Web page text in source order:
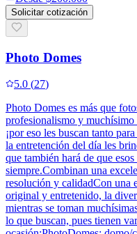
Solicitar cotización
Photo Domes
5.0 (27)
Photo Domes es más que
profesionalismo y muchísimo
¡por eso les buscan tanto
la entretención del día les
que también hará de que
siempre.Combinan una
resolución y calidadCon una
original y entretenido, la
mientras se toman
lo que buscan, pues tienen